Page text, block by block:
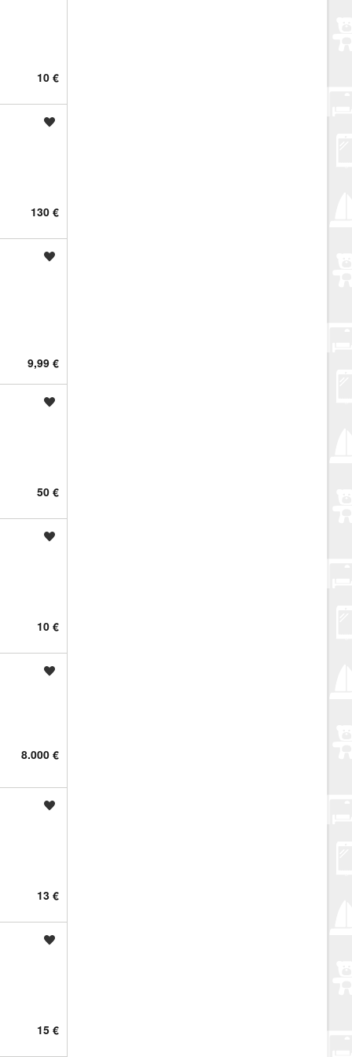
10 €
130 €
9,99 €
50 €
10 €
8.000 €
13 €
15 €